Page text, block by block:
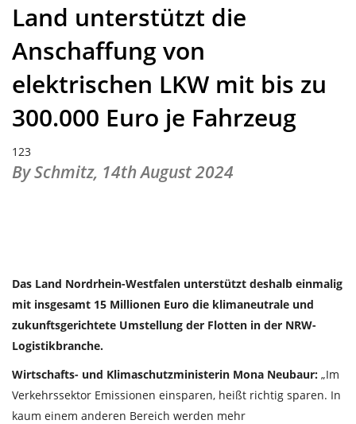
Land unterstützt die
Anschaffung von
elektrischen LKW mit bis zu
300.000 Euro je Fahrzeug
123
By Schmitz, 14th August 2024
Das Land Nordrhein-Westfalen unterstützt deshalb einmalig
mit insgesamt 15 Millionen Euro die klimaneutrale und
zukunftsgerichtete Umstellung der Flotten in der NRW-
Logistikbranche.
Wirtschafts- und Klimaschutzministerin Mona Neubaur: „Im
Verkehrssektor Emissionen einsparen, heißt richtig sparen. In
kaum einem anderen Bereich werden mehr